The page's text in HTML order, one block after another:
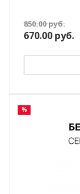
850.00руб.
670.00 руб.
%